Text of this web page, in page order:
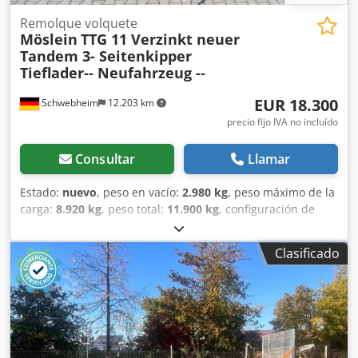
Schwebheim 12.203 km
Remolque volquete
Möslein TTG 11 Verzinkt neuer
Tandem 3- Seitenkipper
Tieflader-- Neufahrzeug --
EUR 18.300
precio fijo IVA no incluído
Consultar Llamar
Estado: nuevo, peso en vacío: 2.980 kg, peso máximo de la
carga: 8.920 kg, peso total: 11.900 kg, configuración de
, longitud del espacio de carga:
anchura del espacio de carga:2.430 mm, amortiguación:
acero, tamaño del neumático:245/70 R 17,5 , color:otro,
tipo de engranaje:otro
, tamaño del neumático delantero:
245/70 R 17,5, tamaño del neumático trasero:
245/70 R
17,5, cabina del conductor:otro, clase de emisión:
ninguno, combustible:biodiésel, Equipamiento:ABS,
freno de aire comprimido, Volquete trilateral, altura de
Clasificado